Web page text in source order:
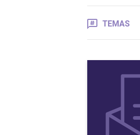
TEMAS